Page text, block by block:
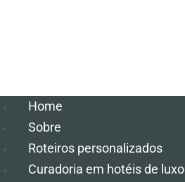
Home
Sobre
Roteiros personalizados
Curadoria em hotéis de luxo